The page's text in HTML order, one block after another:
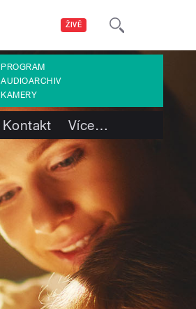
ŽIVĚ
PROGRAM
AUDIOARCHIV
KAMERY
Kontakt Více…